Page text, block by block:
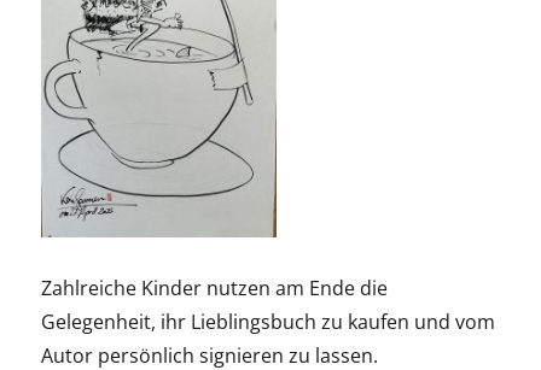
Zahlreiche Kinder nutzen am Ende die
Gelegenheit, ihr Lieblingsbuch zu kaufen und vom
Autor persönlich signieren zu lassen.